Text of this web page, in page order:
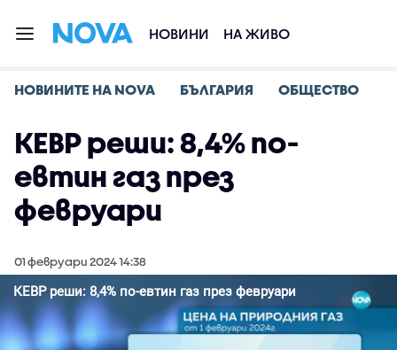
НОВИНИ НА ЖИВО
НОВИНИТЕ НА NOVA БЪЛГАРИЯ ОБЩЕСТВО
КЕВР реши: 8,4% по-
евтин газ през
февруари
01 февруари 2024 14:38